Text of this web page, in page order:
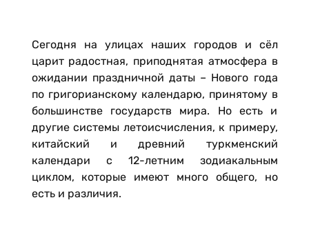
Сегодня на улицах наших городов и сёл
царит радостная, приподнятая атмосфера в
ожидании праздничной даты – Нового года
по григорианскому календарю, принятому в
большинстве государств мира. Но есть и
другие системы летоисчисления, к примеру,
китайский и древний туркменский
календари с 12-летним зодиакальным
циклом, которые имеют много общего, но
есть и различия.